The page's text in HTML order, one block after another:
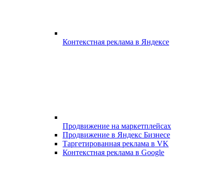
Контекстная реклама в Яндексе
Продвижение на маркетплейсах
Продвижение в Яндекс Бизнесе
Таргетированная реклама в VK
Контекстная реклама в Google